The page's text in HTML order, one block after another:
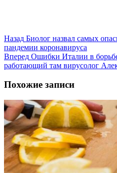
Назад Биолог назвал самых
пандемии коронавируса
Вперед Ошибки Италии в
работающий там вирусолог
Похожие записи